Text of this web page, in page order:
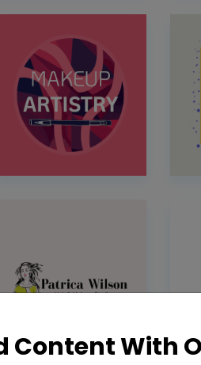
Content With